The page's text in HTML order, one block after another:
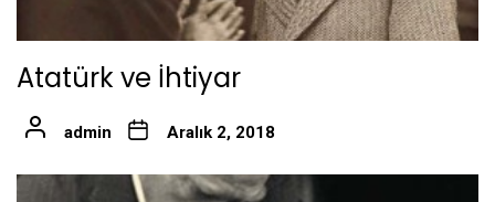
Atatürk ve İhtiyar
admin Aralık 2, 2018